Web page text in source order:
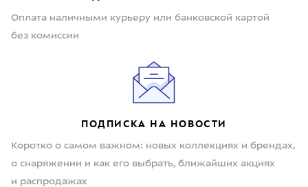
Оплата наличными курьеру или банковской картой
без комиссии
ПОДПИСКА НА НОВОСТИ
Коротко о самом важном: новых коллекциях и брендах,
о снаряжении и как его выбрать, ближайших акциях
и распродажах